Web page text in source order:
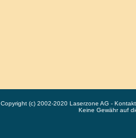
Copyright (c) 2002-2020 Laserzone AG -
Keine Gewähr auf